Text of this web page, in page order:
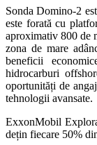
Sonda Domino-2
este forată cu
aproximativ 800 de
zona de mare
beneficii
hidrocarburi
oportunități de
tehnologii avansate.
ExxonMobil
dețin fiecare 50%